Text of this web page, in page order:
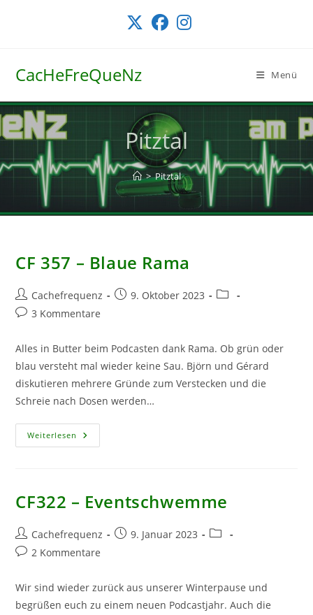
CacHeFreQueNz Menü
Pitztal
> Pitztal
CF 357 – Blaue Rama
Beitrags-
Autor:
Cachefrequenz
Beitrag9. Oktober 2023
Beitrags-
Beitrags-
3 Kommentare
Alles in Butter beim Podcasten dank Rama. Ob grün oder
blau versteht mal wieder keine Sau. Björn und Gérard
diskutieren mehrere Gründe zum Verstecken und die
Schreie nach Dosen werden…
Weiterlesen CF
357
CF322 – Eventschwemme
Beitrags-
Autor:
Cachefrequenz
Beitrag9. Januar 2023
Beitrags-
Beitrags-
2 Kommentare
Wir sind wieder zurück aus unserer Winterpause und
begrüßen euch zu einem neuen Podcastjahr. Auch die